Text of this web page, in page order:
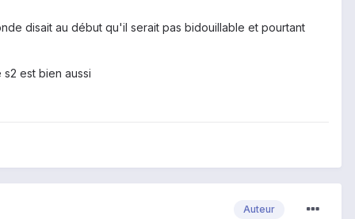
disait au début qu'il serait pas bidouillable et pourtant
est bien aussi
Auteur